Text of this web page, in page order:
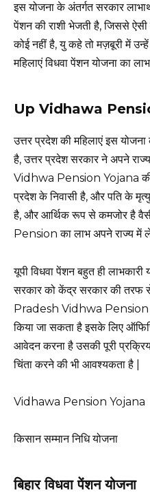
इस योजना के अंतर्गत सरकार
पेंशन की राशी भेजती है, जिससे
कोई नहीं है, यु कहे तो मज़बूरी में
महिलाएं विधवा पेंशन योजना का
Up Vidhawa
उत्तर प्रदेश की महिलाएं इस
है, उत्तर प्रदेश सरकार ने अपने
Vidhwa Pension Yojana की
प्रदेश के निवासी है, और पति के
है, और आर्थिक रूप से कमजोर है
Pension का लाभ अपने राज्य में
यूपी विधवा पेंशन बहुत ही
सरकार को केंद्र सरकार की तरफ से
Pradesh Vidhwa Pension
किया जा सकता हैइसके लिए
आवेदन करना है उसकी पूरी
चिंता करने की भी आवश्यकता है |
Vidhawa Pension Yojana
किसान सम्मान निधि योजना
बिहार विधवा पेंशन योजना